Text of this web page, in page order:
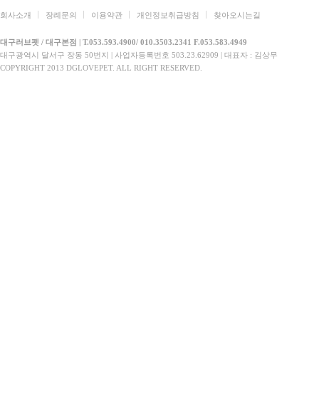
회사소개 장례문의 이용약관 개인정보취급방침 찾아오시는길
대구러브펫 / 대구본점 | T.053.593.4900/ 010.3503.2341 F.053.583.4949
대구광역시 달서구 장동 50번지 | 사업자등록번호 503.23.62909 | 대표자 : 김상무
COPYRIGHT 2013 DGLOVEPET. ALL RIGHT RESERVED.